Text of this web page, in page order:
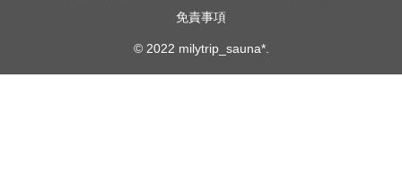
免責事項
© 2022 milytrip_sauna*.